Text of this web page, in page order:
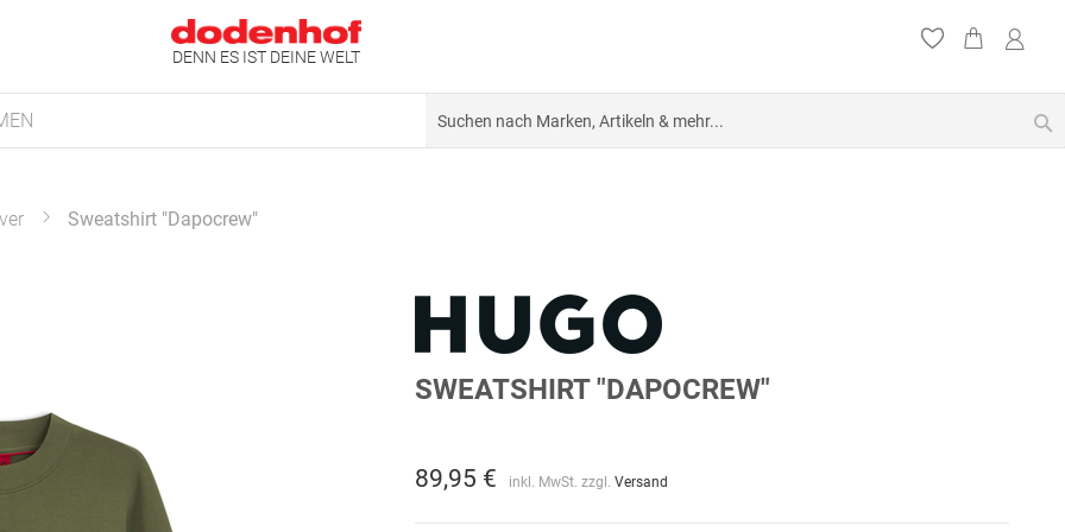
DENN ES IST DEINE WELT
Sweatshirt "Dapocrew"
SWEATSHIRT "DAPOCREW"
89,95 € inkl. MwSt. zzgl.Versand